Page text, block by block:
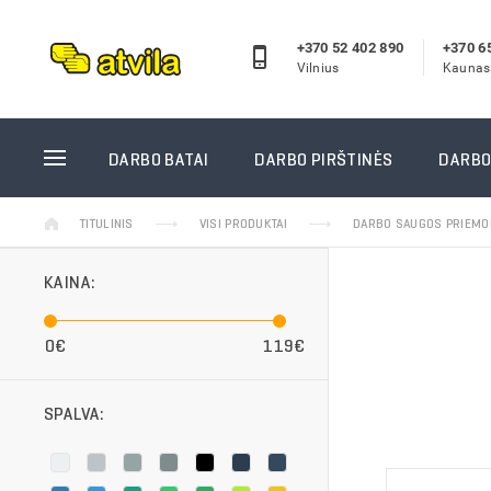
+370 52 402 890
Vilnius
+370
Kaunas
DARBO BATAI DARBO PIRŠTINĖS
DARBO BATAI
Guminiai batai
Žieminiai darbo batai
Laisvalaikio batai
Vidpadžiai
DARBO
TITULINIS VISI PRODUKTAI DARBO SAUGOS
KAINA:
0€ 119€
SPALVA: